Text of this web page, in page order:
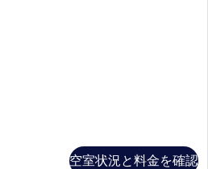
空室状況と料金を確認